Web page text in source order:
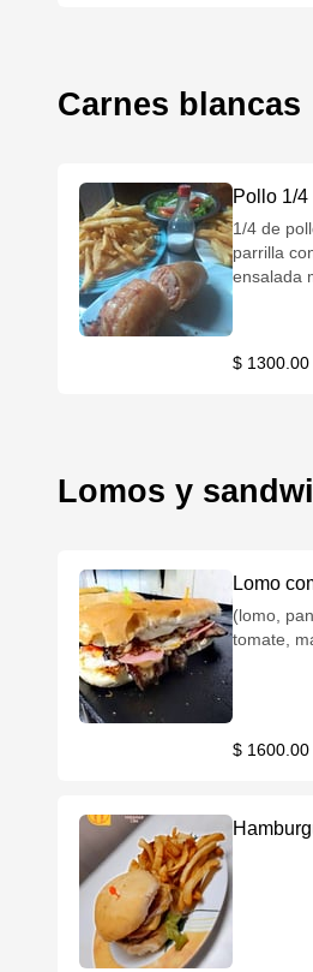
Carnes blancas
Pollo 1/4
1/4 de
parrilla
ensalada
$ 1300.00
Lomos y
Lomo
(lomo,
tomate,
$ 1600.00